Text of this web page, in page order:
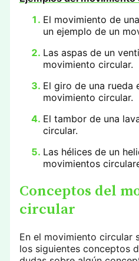
El movimiento de
un ejemplo de un
Las aspas de un
movimiento circular.
El giro de una rueda
movimiento circular.
El tambor de una
circular.
Las hélices de un
movimientos
Conceptos del
circular
En el movimiento circular
los siguientes conceptos